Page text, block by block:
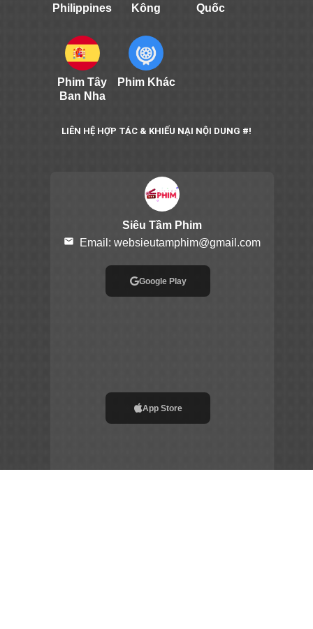
Philippines
Kông
Quốc
Phim Tây
Ban Nha
Phim Khác
LIÊN HỆ HỢP TÁC & KHIẾU NẠI NỘI DUNG #!
Siêu Tầm Phim
email Email: websieutamphim@gmail.com
Google Play
App Store